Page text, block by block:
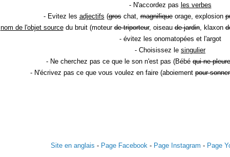
- N'accordez pas les verbes
- Evitez les adjectifs (groschat,magnifiqueorage, explosion
nom de l'objet sourcedu bruit (moteurde triporteur, oiseaude jardin, klaxon
- évitez les onomatopées et l'argot
- Choisissez le singulier
- Ne cherchez pas ce que le son n'est pas (Bébé qui ne
- N'écrivez pas ce que vous voulez en faire (aboiement pour
Site en anglais - Page Facebook- Page Instagram - Page